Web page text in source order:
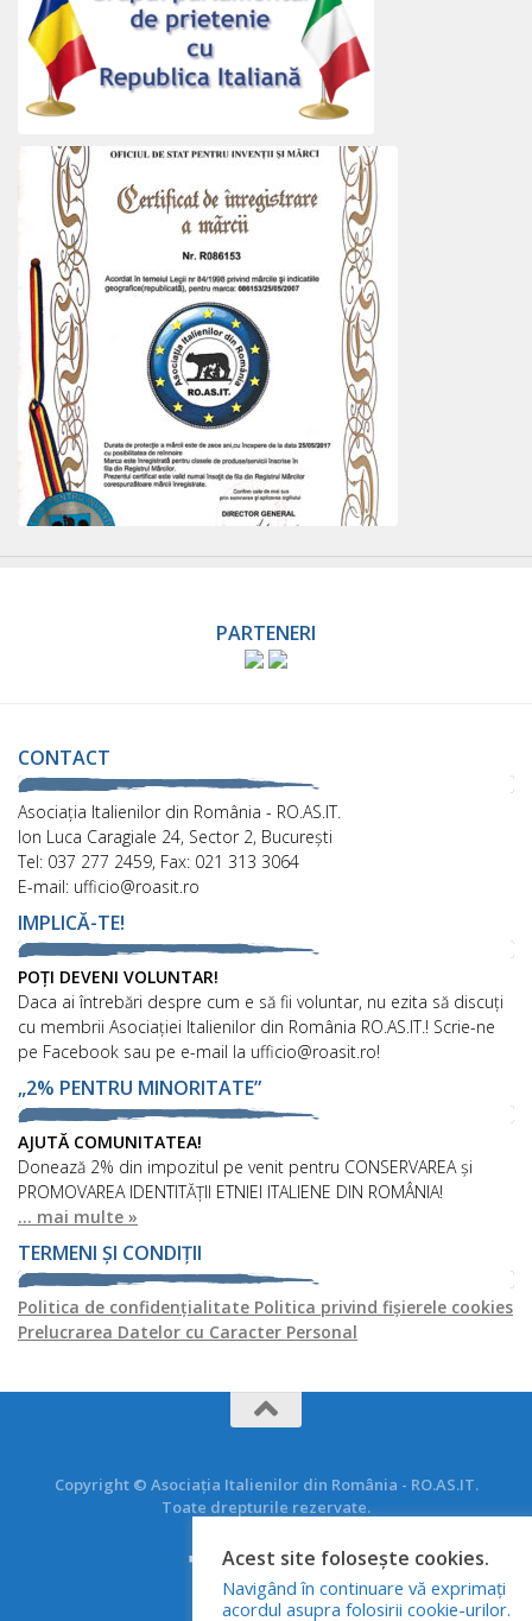
PARTENERI
CONTACT
Asociaţia Italienilor din România - RO.AS.IT.
Ion Luca Caragiale 24, Sector 2, București
Tel: 037 277 2459, Fax: 021 313 3064
E-mail: ufficio@roasit.ro
IMPLICĂ-TE!
POȚI DEVENI VOLUNTAR!
Daca ai întrebări despre cum e să fii voluntar, nu ezita să discuți
cu membrii Asociației Italienilor din România RO.AS.IT.! Scrie-ne
pe Facebook sau pe e-mail la ufficio@roasit.ro!
„2% PENTRU MINORITATE”
AJUTĂ COMUNITATEA!
Donează 2% din impozitul pe venit pentru CONSERVAREA și
PROMOVAREA IDENTITĂȚII ETNIEI ITALIENE DIN ROMÂNIA!
... mai multe »
TERMENI ȘI CONDIȚII
Politica de confidențialitate Politica privind fișierele cookies
Prelucrarea Datelor cu Caracter Personal
Copyright © Asociația Italienilor din România - RO.AS.IT.
Toate drepturile rezervate.
Acest site folosește cookies.
Navigând în continuare vă exprimați
acordul asupra folosirii cookie-urilor.